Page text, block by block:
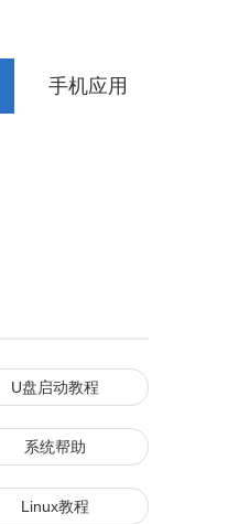
手机应用
U盘启动教程
系统帮助
Linux教程